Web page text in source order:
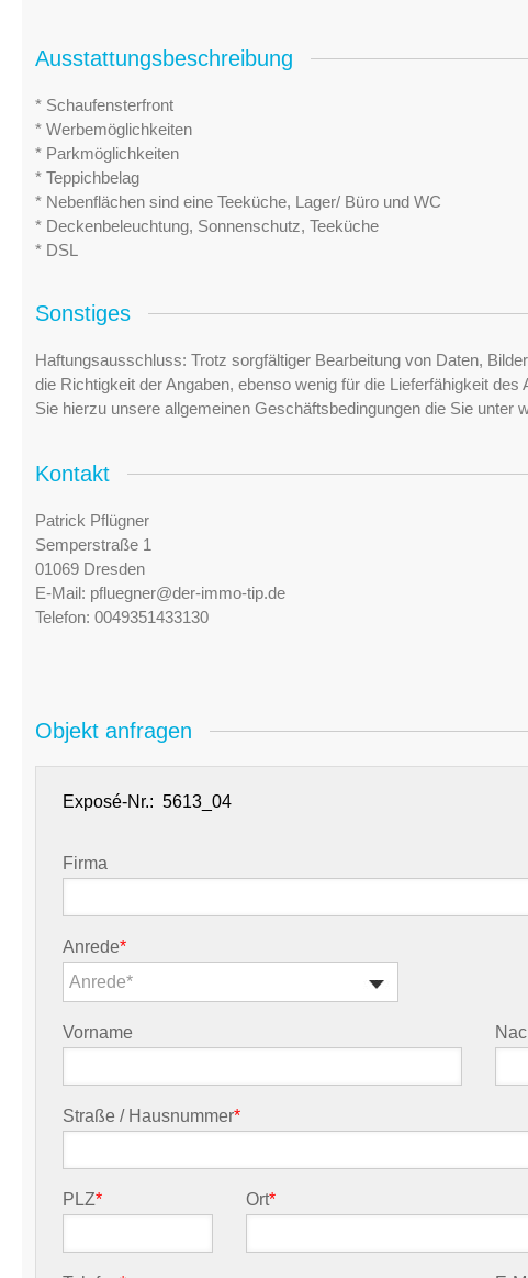
Ausstattungsbeschreibung
* Schaufensterfront
* Werbemöglichkeiten
* Parkmöglichkeiten
* Teppichbelag
* Nebenflächen sind eine Teeküche, Lager/ Büro und WC
* Deckenbeleuchtung, Sonnenschutz, Teeküche
* DSL
Sonstiges
Haftungsausschluss: Trotz sorgfältiger Bearbeitung von Daten,
die Richtigkeit der Angaben, ebenso wenig für die Lieferfähigkeit
Sie hierzu unsere allgemeinen Geschäftsbedingungen die Sie unter
Kontakt
Patrick Pflügner
Semperstraße 1
01069 Dresden
E-Mail: pfluegner@der-immo-tip.de
Telefon: 0049351433130
Objekt anfragen
Exposé-Nr.:
Firma
Anrede*
Anrede*
Vorname
Straße / Hausnummer*
PLZ* Ort*